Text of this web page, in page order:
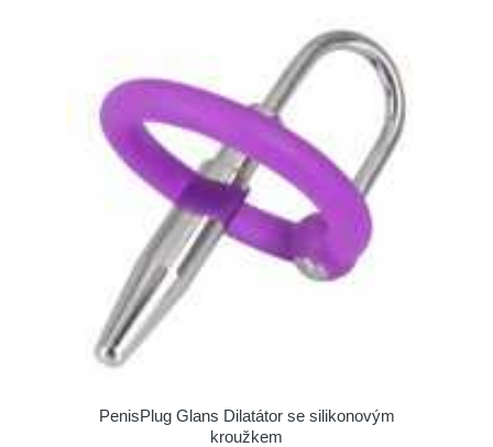
PenisPlug Glans Dilatátor se silikonovým
kroužkem